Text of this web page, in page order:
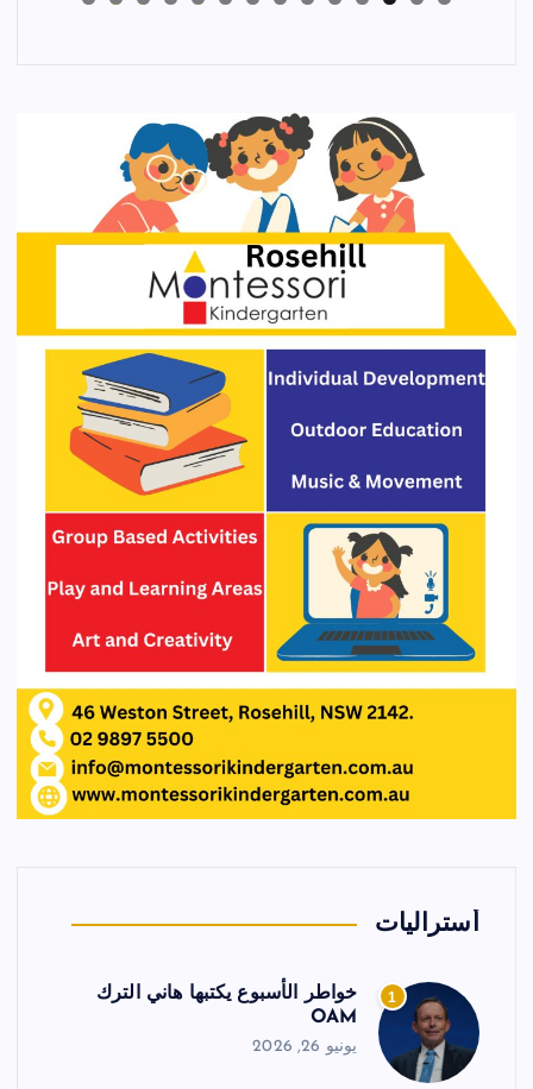
أستراليات
1
خواطر الأسبوع يكتبها هاني الترك
OAM
يونيو 26, 2026